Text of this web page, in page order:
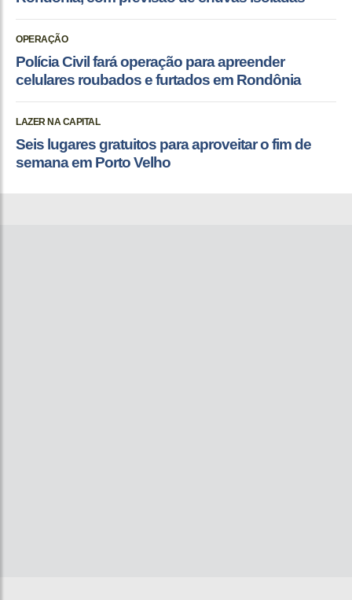
OPERAÇÃO
Polícia Civil fará operação para apreender
celulares roubados e furtados em Rondônia
LAZER NA CAPITAL
Seis lugares gratuitos para aproveitar o fim de
semana em Porto Velho